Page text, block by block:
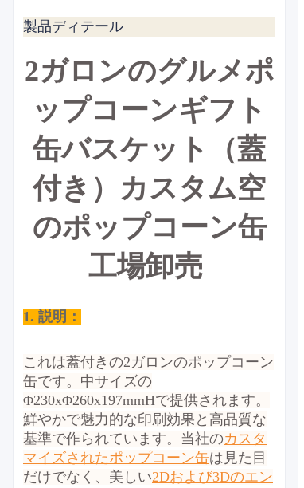
製品ディテール
2ガロンのグルメポ
ップコーンギフト
缶バスケット（蓋
付き）カスタム空
のポップコーン缶
工場卸売
1. 説明：
これは蓋付きの2ガロンのポップコーン
缶です。 中サイズの
Φ230xΦ260x197mmHで提供されます。
鮮やかで魅力的な印刷効果と高品質な
基準で作られています。 当社のカスタ
マイズされたポップコーン缶は見た目
だけでなく、美しい2Dおよび3Dのエン